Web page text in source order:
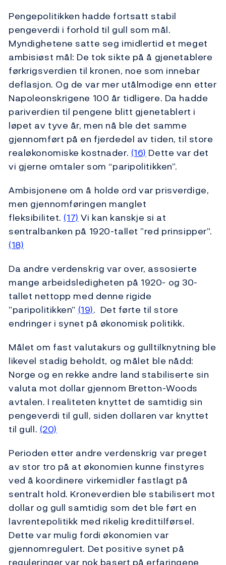
Pengepolitikken hadde fortsatt stabil
pengeverdi i forhold til gull som mål.
Myndighetene satte seg imidlertid et meget
ambisiøst mål: De tok sikte på å gjenetablere
førkrigsverdien til kronen, noe som innebar
deflasjon. Og de var mer utålmodige enn etter
Napoleonskrigene 100 år tidligere. Da hadde
pariverdien til pengene blitt gjenetablert i
løpet av tyve år, men nå ble det samme
gjennomført på en fjerdedel av tiden, til store
realøkonomiske kostnader. (16) Dette var det
vi gjerne omtaler som “paripolitikken”.
Ambisjonene om å holde ord var prisverdige,
men gjennomføringen manglet
fleksibilitet. (17) Vi kan kanskje si at
sentralbanken på 1920-tallet ”red prinsipper”.
(18)
Da andre verdenskrig var over, assosierte
mange arbeidsledigheten på 1920- og 30-
tallet nettopp med denne rigide
”paripolitikken” (19). Det førte til store
endringer i synet på økonomisk politikk.
Målet om fast valutakurs og gulltilknytning ble
likevel stadig beholdt, og målet ble nådd:
Norge og en rekke andre land stabiliserte sin
valuta mot dollar gjennom Bretton-Woods
avtalen. I realiteten knyttet de samtidig sin
pengeverdi til gull, siden dollaren var knyttet
til gull. (20)
Perioden etter andre verdenskrig var preget
av stor tro på at økonomien kunne finstyres
ved å koordinere virkemidler fastlagt på
sentralt hold. Kroneverdien ble stabilisert mot
dollar og gull samtidig som det ble ført en
lavrentepolitikk med rikelig kredittilførsel.
Dette var mulig fordi økonomien var
gjennomregulert. Det positive synet på